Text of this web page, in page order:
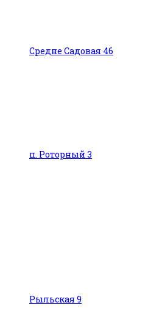
Средне Садовая 46
п. Роторный 3
Рыльская 9